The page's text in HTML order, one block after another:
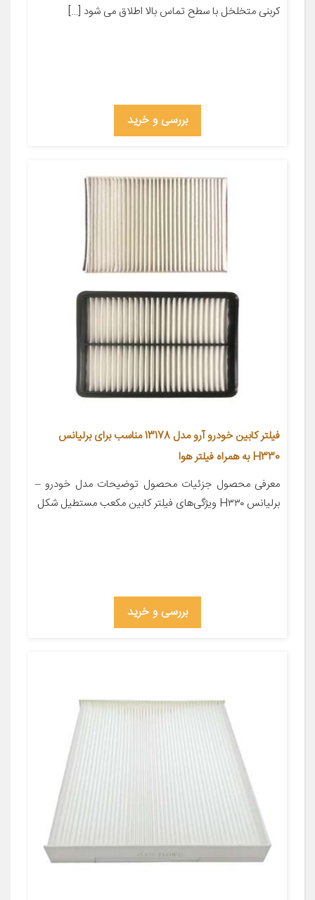
کربنی متخلخل با سطح تماس بالا اطلاق می شود […]
بررسی و خرید
فیلتر کابین خودرو آرو مدل 13178 مناسب برای برلیانس
H330 به همراه فیلتر هوا
معرفی محصول جزئیات محصول توضیحات مدل خودرو –
برلیانس H۳۳۰ ویژگی‌های فیلتر کابین مکعب مستطیل شکل
بررسی و خرید